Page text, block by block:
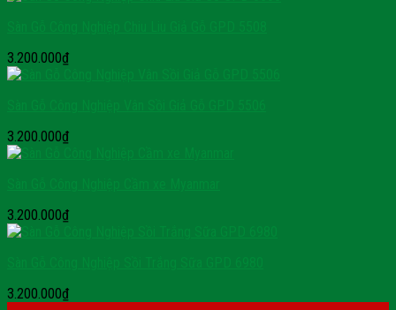
3.200.000₫
3.200.000₫
3.200.000₫
3.200.000₫